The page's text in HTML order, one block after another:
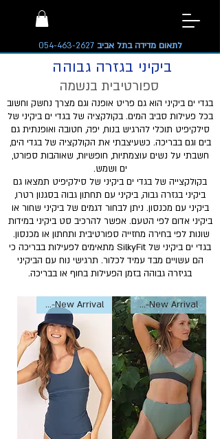
לתאום מדידה בתל אביב054-463-2627
ביקיני בגזרה גבוהה
ספורטיבית בנשמה
בגדי ים ביקיני הוא גם פריט אופנה וגם מצרך נחשק וחשוב
בכל פעילות סביב המים. בקולקציה של בגדי ים ביקיני של
סילקיפיט תוכלי להרגיש בנוח, יפה, חטובה ואופנתית גם
בים וגם בבריכה. כשעיצבתי את הקולקציה של בגדי הים,
חשבתי על נשים עוצמתיות, חופשיות, שאוהבות ספורט,
ים ושמש.
בקולקצייה של בגדי ים ביקיני של סילקיפיט תמצאו גם
ביקיני בגזרה גבוה, ביקיני עם תחתון גבוה בסגנון רטרו,
ביקיני עם מכנסון. ניתן לבחור דגמים של ביקיני שחור או
ביקיני אדום לפי הטעם. אפשר להרכיב סט ביקיני במידות
שונות לפי בחירה מחזייה ספורטיבית ותחתון או מכנסון.
בגדי ים ביקיני של SilkyFit מתאימים לפעילות בבריכה כי
הם עשויים מבד עמיד לכלור. תרגישי נוח עם הביקיני
בגיזרה גבוהה בזמן הפעילות בחוף או בבריכה.
New Arrival-חדש New Arrival-חדש